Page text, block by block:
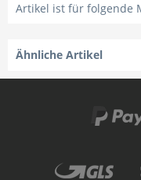
Artikel ist für folgende
Ähnliche Artikel